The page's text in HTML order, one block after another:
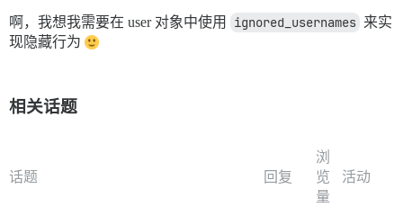
啊，我想我需要在 user 对象中使用 ignored_usernames 来实
现隐藏行为
相关话题
话题 回复
浏
览
量
活动